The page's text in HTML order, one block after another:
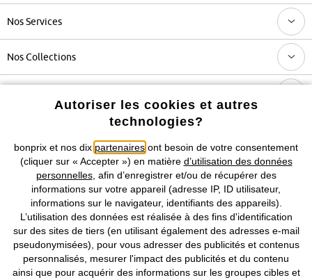
Nos Services
Nos Collections
Retrouvez bonprix sur
Prix indiqués TVA comprise avec en susfrais de port & de service
CGV Données personnelles Paramètres des cookies
Mentions légales Résilier le contrat
Autoriser les cookies et autres
technologies?
bonprix et nos dix partenaires ont besoin de votre consentement
(cliquer sur « Accepter ») en matière d’utilisation des données
personnelles, afin d’enregistrer et/ou de récupérer des
informations sur votre appareil (adresse IP, ID utilisateur,
informations sur le navigateur, identifiants des appareils).
L’utilisation des données est réalisée à des fins d'identification
sur des sites de tiers (en utilisant également des adresses e-mail
pseudonymisées), pour vous adresser des publicités et contenus
personnalisés, mesurer l'impact des publicités et du contenu
ainsi que pour acquérir des informations sur les groupes cibles et